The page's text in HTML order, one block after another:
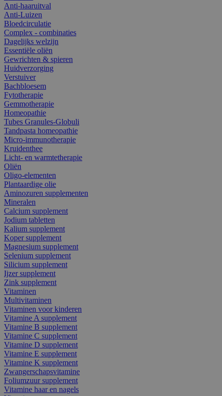
Anti-haaruitval
Anti-Luizen
Bloedcirculatie
Complex - combinaties
Dagelijks welzijn
Essentiële oliën
Gewrichten & spieren
Huidverzorging
Verstuiver
Bachbloesem
Fytotherapie
Gemmotherapie
Homeopathie
Tubes Granules-Globuli
Tandpasta homeopathie
Micro-immunotherapie
Kruidenthee
Licht- en warmtetherapie
Oliën
Oligo-elementen
Plantaardige olie
Aminozuren supplementen
Mineralen
Calcium supplement
Jodium tabletten
Kalium supplement
Koper supplement
Magnesium supplement
Selenium supplement
Silicium supplement
Ijzer supplement
Zink supplement
Vitaminen
Multivitaminen
Vitaminen voor kinderen
Vitamine A supplement
Vitamine B supplement
Vitamine C supplement
Vitamine D supplement
Vitamine E supplement
Vitamine K supplement
Zwangerschapsvitamine
Foliumzuur supplement
Vitamine haar en nagels